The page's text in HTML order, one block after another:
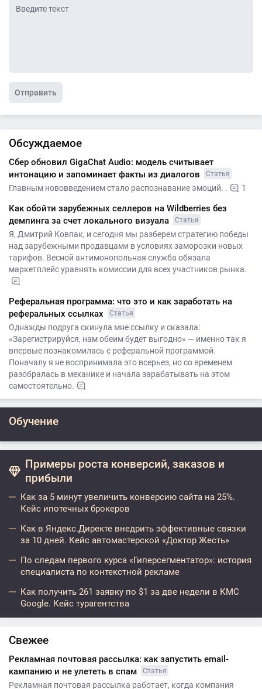
Отправить
Обсуждаемое
Сбер обновил GigaChat Audio: модель считывает
интонацию и запоминает факты из диалогов
Статья
Главным нововведением стало распознавание эмоций. . 1
Как обойти зарубежных селлеров на Wildberries без
демпинга за счет локального визуала
Статья
Я, Дмитрий Ковпак, и сегодня мы разберем стратегию победы
над зарубежными продавцами в условиях заморозки новых
тарифов. Весной антимонопольная служба обязала
маркетплейс уравнять комиссии для всех участников рынка.
Реферальная программа: что это и как заработать на
реферальных ссылках
Статья
Однажды подруга скинула мне ссылку и сказала:
«Зарегистрируйся, нам обеим будет выгодно» — именно так я
впервые познакомилась с реферальной программой.
Поначалу я не воспринимала это всерьез, но со временем
разобралась в механике и начала зарабатывать на этом
самостоятельно.
Обучение
Примеры роста конверсий, заказов и
прибыли
Как за 5 минут увеличить конверсию сайта на 25%.
Кейс ипотечных брокеров
Как в Яндекс.Директе внедрить эффективные связки
за 10 дней. Кейс автомастерской «Доктор Жесть»
По следам первого курса «Гиперсегментатор»: история
специалиста по контекстной рекламе
Как получить 261 заявку по $1 за две недели в КМС
Google. Кейс турагентства
Свежее
Рекламная почтовая рассылка: как запустить email-
кампанию и не улететь в спам
Статья
Рекламная почтовая рассылка работает, когда компания